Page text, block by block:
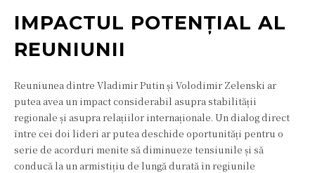
IMPACTUL POTENȚIAL AL
REUNIUNII
Reuniunea dintre Vladimir Putin și Volodimir Zelenski ar
putea avea un impact considerabil asupra stabilității
regionale și asupra relațiilor internaționale. Un dialog direct
între cei doi lideri ar putea deschide oportunități pentru o
serie de acorduri menite să diminueze tensiunile și să
conducă la un armistițiu de lungă durată în regiunile